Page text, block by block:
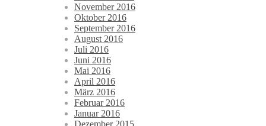
November 2016
Oktober 2016
September 2016
August 2016
Juli 2016
Juni 2016
Mai 2016
April 2016
März 2016
Februar 2016
Januar 2016
Dezember 2015